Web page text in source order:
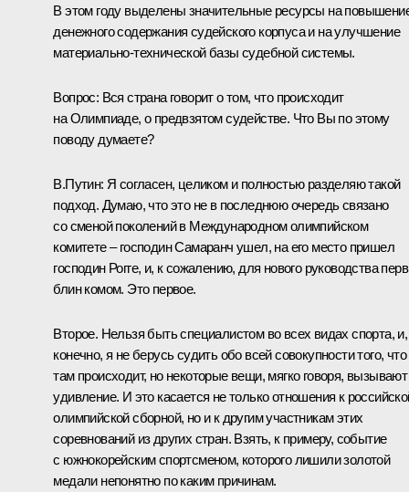
В этом году выделены значительные ресурсы на
денежного содержания судейского корпуса и на улучшение
материально-технической базы судебной системы.
Вопрос: Вся страна говорит о том, что происходит
на Олимпиаде, о предвзятом судействе. Что Вы по этому
поводу думаете?
В.Путин: Я согласен, целиком и полностью разделяю такой
подход. Думаю, что это не в последнюю очередь связано
со сменой поколений в Международном олимпийском
комитете – господин Самаранч ушел, на его место пришел
господин Рогге, и, к сожалению, для нового руководства
блин комом. Это первое.
Второе. Нельзя быть специалистом во всех видах спорта, и,
конечно, я не берусь судить обо всей совокупности того, что
там происходит, но некоторые вещи, мягко говоря, вызывают
удивление. И это касается не только отношения к
олимпийской сборной, но и к другим участникам этих
соревнований из других стран. Взять, к примеру, событие
с южнокорейским спортсменом, которого лишили золотой
медали непонятно по каким причинам.